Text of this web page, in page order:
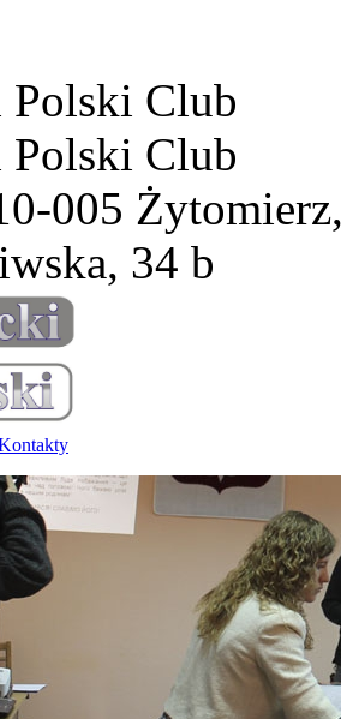
Polski Club
Polski Club
005
34 b